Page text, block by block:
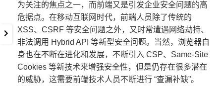
为关注的焦点之一，而前端又是引发企业安全问题的高
危据点。在移动互联网时代，前端人员除了传统的
XSS、CSRF 等安全问题之外，又时常遭遇网络劫持、
非法调用 Hybrid API 等新型安全问题。当然，浏览器自
身也在不断在进化和发展，不断引入 CSP、Same-Site
Cookies 等新技术来增强安全性，但是仍存在很多潜在
的威胁，这需要前端技术人员不断进行 “查漏补缺”。